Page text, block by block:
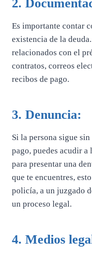
2.
Es importante contar
existencia de la
relacionados con el
contratos, correos
recibos de pago.
3. Denuncia:
Si la persona sigue
pago, puedes acudir a
para presentar una
que te encuentres,
policía, a un juzgado
un proceso legal.
4. Medios